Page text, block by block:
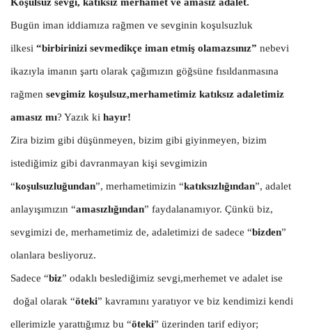
Koşulsuz sevgi, katıksız merhamet ve amasız adalet.
Bugün iman iddiamıza rağmen ve sevginin koşulsuzluk
ilkesi “birbirinizi sevmedikçe iman etmiş olamazsınız” nebevi
ikazıyla imanın şartı olarak çağımızın göğsüne fısıldanmasına
rağmen sevgimiz koşulsuz,merhametimiz katıksız adaletimiz
amasız mı? Yazık ki hayır!
Zira bizim gibi düşünmeyen, bizim gibi giyinmeyen, bizim
istediğimiz gibi davranmayan kişi sevgimizin
“koşulsuzluğundan”, merhametimizin “katıksızlığından”, adalet
anlayışımızın “amasızlığından” faydalanamıyor. Çünkü biz,
sevgimizi de, merhametimiz de, adaletimizi de sadece “bizden”
olanlara besliyoruz.
Sadece “biz” odaklı beslediğimiz sevgi,merhemet ve adalet ise
doğal olarak “öteki” kavramını yaratıyor ve biz kendimizi kendi
ellerimizle yarattığımız bu “öteki” üzerinden tarif ediyor;